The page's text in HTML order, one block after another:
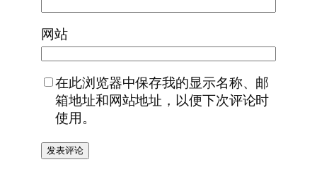
网站
在此浏览器中保存我的显示名称、邮
箱地址和网站地址，以便下次评论时
使用。